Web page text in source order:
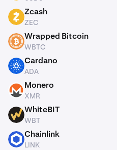
ZEC Zcash
ZEC
WBTC Wrapped Bitcoin
WBTC
ADA Cardano
ADA
XMR Monero
XMR
WBT WhiteBIT
WBT
Chainlink
LINK